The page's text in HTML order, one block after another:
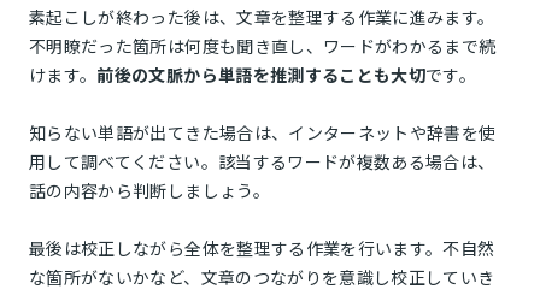
素起こしが終わった後は、文章を整理する作業に進みます。
不明瞭だった箇所は何度も聞き直し、ワードがわかるまで続
けます。 前後の文脈から単語を推測することも大切です。
知らない単語が出てきた場合は、インターネットや辞書を使
用して調べてください。該当するワードが複数ある場合は、
話の内容から判断しましょう。
最後は校正しながら全体を整理する作業を行います。不自然
な箇所がないかなど、文章のつながりを意識し校正していき